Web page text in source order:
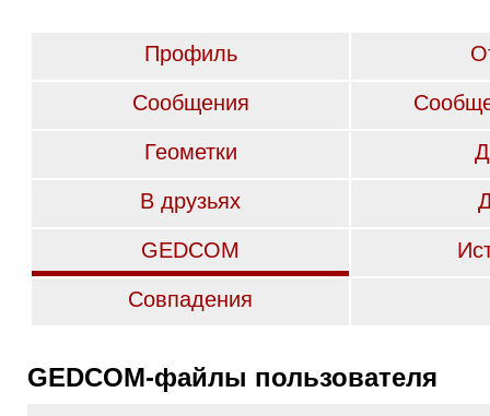
Профиль
Сообщения
Геометки
В друзьях
GEDCOM
Совпадения
GEDCOM-файлы пользователя